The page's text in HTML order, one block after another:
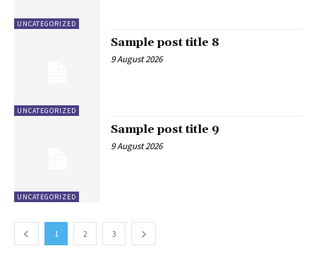
UNCATEGORIZED
UNCATEGORIZED
Sample post title 8
9 August 2026
UNCATEGORIZED
Sample post title 9
9 August 2026
1 2 3